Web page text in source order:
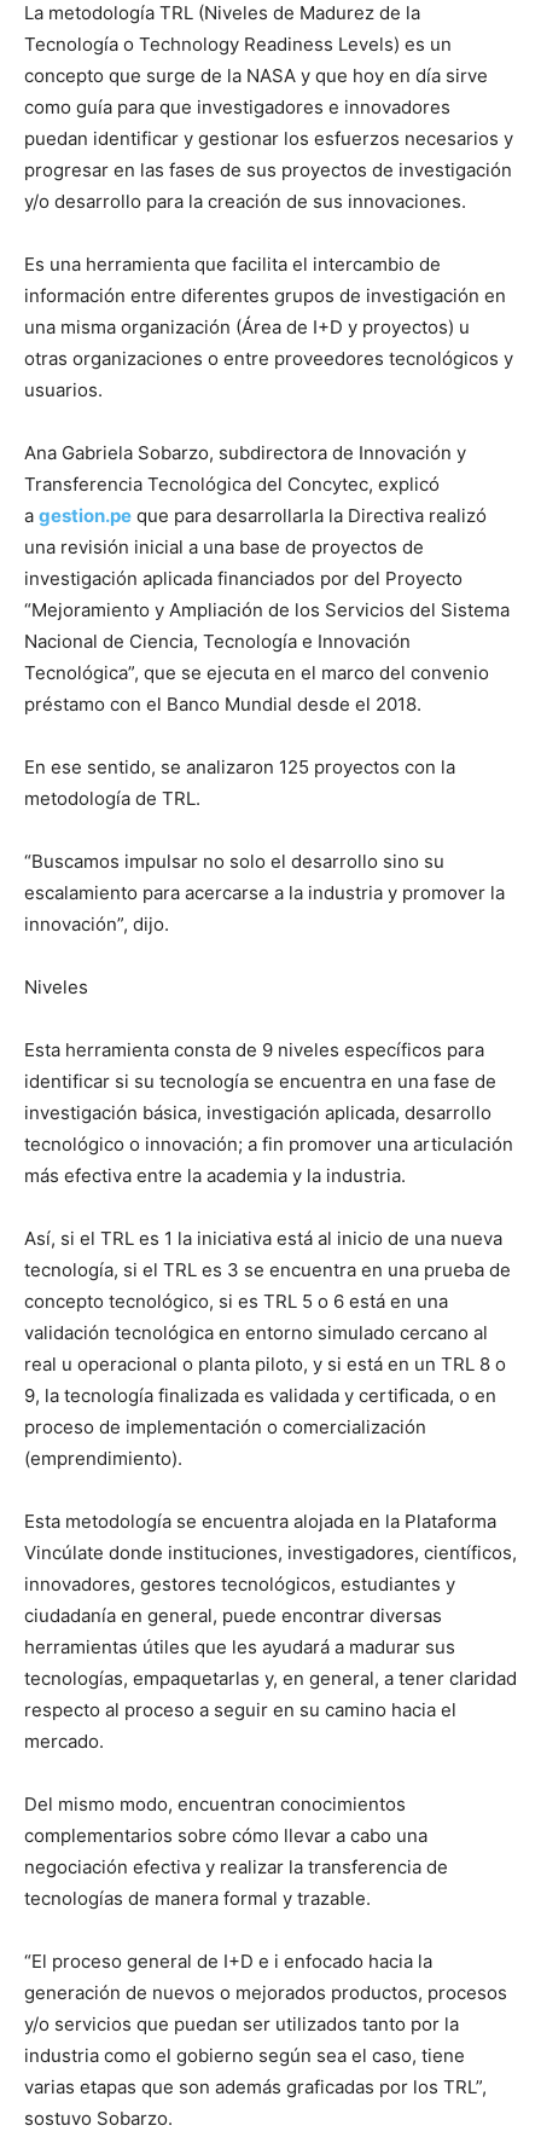
La metodología TRL (Niveles de Madurez de la
Tecnología o Technology Readiness Levels) es un
concepto que surge de la NASA y que hoy en día sirve
como guía para que investigadores e innovadores
puedan identificar y gestionar los esfuerzos necesarios y
progresar en las fases de sus proyectos de investigación
y/o desarrollo para la creación de sus innovaciones.
Es una herramienta que facilita el intercambio de
información entre diferentes grupos de investigación en
una misma organización (Área de I+D y proyectos) u
otras organizaciones o entre proveedores tecnológicos y
usuarios.
Ana Gabriela Sobarzo, subdirectora de Innovación y
Transferencia Tecnológica del Concytec, explicó
a gestion.pe que para desarrollarla la Directiva realizó
una revisión inicial a una base de proyectos de
investigación aplicada financiados por del Proyecto
“Mejoramiento y Ampliación de los Servicios del Sistema
Nacional de Ciencia, Tecnología e Innovación
Tecnológica”, que se ejecuta en el marco del convenio
préstamo con el Banco Mundial desde el 2018.
En ese sentido, se analizaron 125 proyectos con la
metodología de TRL.
“Buscamos impulsar no solo el desarrollo sino su
escalamiento para acercarse a la industria y promover la
innovación”, dijo.
Niveles
Esta herramienta consta de 9 niveles específicos para
identificar si su tecnología se encuentra en una fase de
investigación básica, investigación aplicada, desarrollo
tecnológico o innovación; a fin promover una articulación
más efectiva entre la academia y la industria.
Así, si el TRL es 1 la iniciativa está al inicio de una nueva
tecnología, si el TRL es 3 se encuentra en una prueba de
concepto tecnológico, si es TRL 5 o 6 está en una
validación tecnológica en entorno simulado cercano al
real u operacional o planta piloto, y si está en un TRL 8 o
9, la tecnología finalizada es validada y certificada, o en
proceso de implementación o comercialización
(emprendimiento).
Esta metodología se encuentra alojada en la Plataforma
Vincúlate donde instituciones, investigadores, científicos,
innovadores, gestores tecnológicos, estudiantes y
ciudadanía en general, puede encontrar diversas
herramientas útiles que les ayudará a madurar sus
tecnologías, empaquetarlas y, en general, a tener claridad
respecto al proceso a seguir en su camino hacia el
mercado.
Del mismo modo, encuentran conocimientos
complementarios sobre cómo llevar a cabo una
negociación efectiva y realizar la transferencia de
tecnologías de manera formal y trazable.
“El proceso general de I+D e i enfocado hacia la
generación de nuevos o mejorados productos, procesos
y/o servicios que puedan ser utilizados tanto por la
industria como el gobierno según sea el caso, tiene
varias etapas que son además graficadas por los TRL”,
sostuvo Sobarzo.